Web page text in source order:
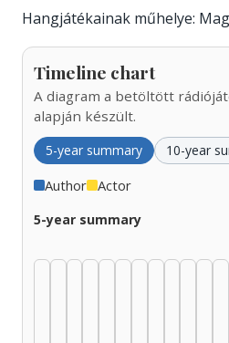
Hangjátékainak műhelye:
Timeline chart
A diagram a betöltött
alapján készült.
5-year summary 10-year
Author Actor
5-year summary